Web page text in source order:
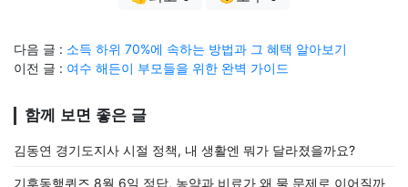
다음 글 : 소득 하위 70%에 속하는 방법과 그 혜택 알아보기
이전 글 : 여수 해든이 부모들을 위한 완벽 가이드
함께 보면 좋은 글
김동연 경기도지사 시절 정책, 내 생활엔 뭐가 달라졌을까요?
기후동행퀴즈 8월 6일 정답, 농약과 비료가 왜 물 문제로 이어질까